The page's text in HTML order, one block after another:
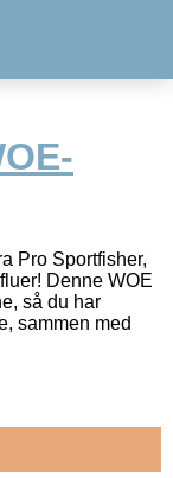
Pro Sportfisher,
Denne WOE
så du har
sammen med